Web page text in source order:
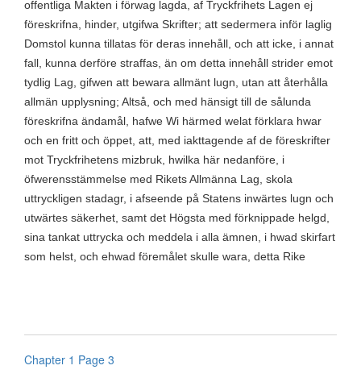
offentliga Makten i förwag lagda, af Tryckfrihets Lagen ej
föreskrifna, hinder, utgifwa Skrifter; att sedermera inför laglig
Domstol kunna tillatas för deras innehåll, och att icke, i annat
fall, kunna derföre straffas, än om detta innehåll strider emot
tydlig Lag, gifwen att bewara allmänt lugn, utan att återhålla
allmän upplysning; Altså, och med hänsigt till de sålunda
föreskrifna ändamål, hafwe Wi härmed welat förklara hwar
och en fritt och öppet, att, med iakttagende af de föreskrifter
mot Tryckfrihetens mizbruk, hwilka här nedanföre, i
öfwerensstämmelse med Rikets Allmänna Lag, skola
uttryckligen stadagr, i afseende på Statens inwärtes lugn och
utwärtes säkerhet, samt det Högsta med förknippade helgd,
sina tankat uttrycka och meddela i alla ämnen, i hwad skirfart
som helst, och ehwad föremålet skulle wara, detta Rike
Chapter 1 Page 3